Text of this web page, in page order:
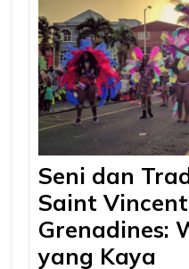
Seni dan
Saint
Grenadines:
yang Kaya